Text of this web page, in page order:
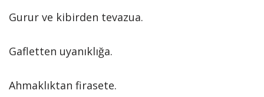
Gurur ve kibirden tevazua.
Gafletten uyanıklığa.
Ahmaklıktan firasete.